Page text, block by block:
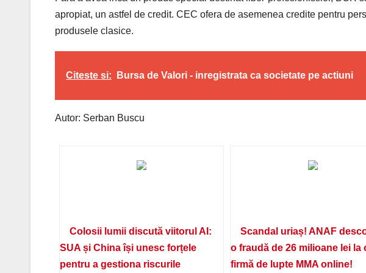
apropiat, un astfel de credit. CEC ofera de asemenea credite pentru
produsele clasice.
Citeste si: Bursa de Valori - inregistrata ca societate pe actiuni
Autor: Serban Buscu
Colosii lumii discută viitorul AI:
SUA și China își unesc forțele
pentru a gestiona riscurile
Scandal uriaș! ANAF
o fraudă de 26 milioane lei la
firmă de lupte MMA online!